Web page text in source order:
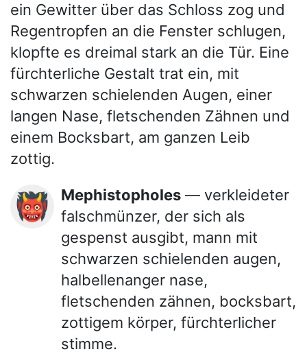
ein Gewitter über das Schloss zog und
Regentropfen an die Fenster schlugen,
klopfte es dreimal stark an die Tür. Eine
fürchterliche Gestalt trat ein, mit
schwarzen schielenden Augen, einer
langen Nase, fletschenden Zähnen und
einem Bocksbart, am ganzen Leib
zottig.
👹 Mephistopholes — verkleideter
falschmünzer, der sich als
gespenst ausgibt, mann mit
schwarzen schielenden augen,
halbellenanger nase,
fletschenden zähnen, bocksbart,
zottigem körper, fürchterlicher
stimme.